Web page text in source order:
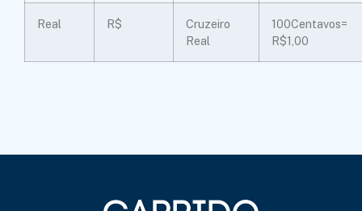
Real R$
Cruzeiro
Real
100Centavos=
R$1,00